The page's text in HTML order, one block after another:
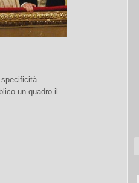
specificità
un quadro il